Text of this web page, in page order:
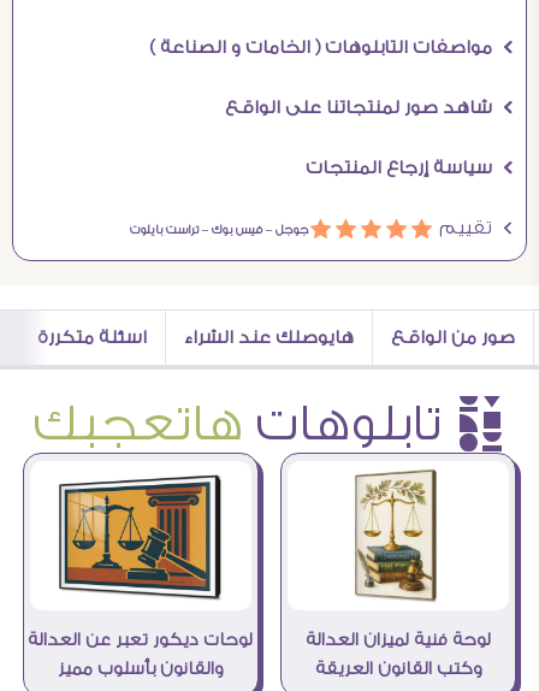
Ö مواصفات التابلوهات ( الخامات و الصناعة )
Ö شاهد صور لمنتجاتنا على الواقع
Ö سياسة إرجاع المنتجات
Ö تقييم áááááجوجل –فيس بوك –تراست بايلوت
صور من الواقع هايوصلك عند الشراء اسئلة متكررة
è تابلوهات هاتعجبك
لوحة فنية لميزان العدالة
وكتب القانون العريقة
لوحات ديكور تعبر عن العدالة
والقانون بأسلوب مميز